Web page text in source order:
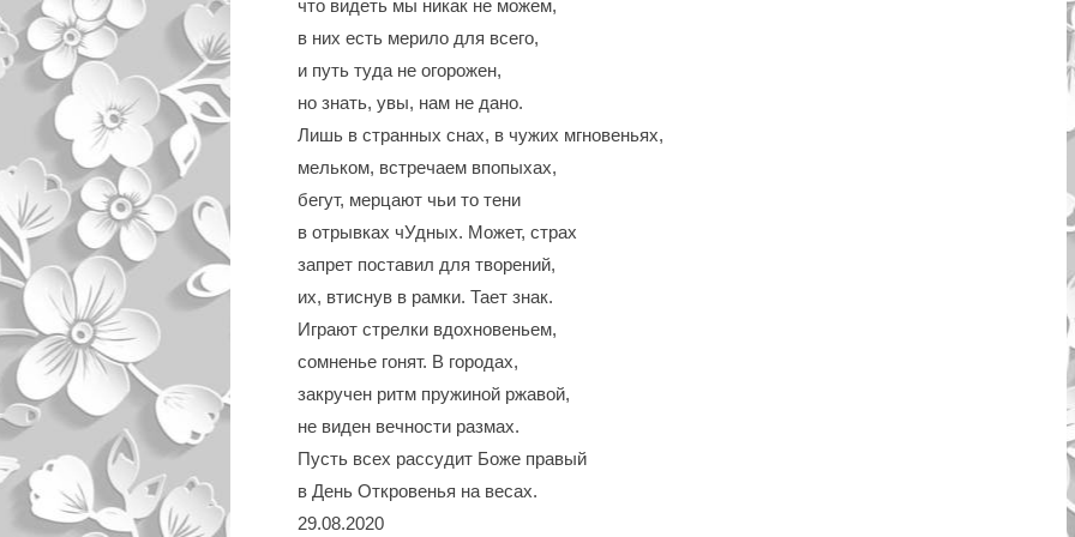
что видеть мы никак не можем,
в них есть мерило для всего,
и путь туда не огорожен,
но знать, увы, нам не дано.
Лишь в странных снах, в чужих мгновеньях,
мельком, встречаем впопыхах,
бегут, мерцают чьи то тени
в отрывках чУдных. Может, страх
запрет поставил для творений,
их, втиснув в рамки. Тает знак.
Играют стрелки вдохновеньем,
сомненье гонят. В городах,
закручен ритм пружиной ржавой,
не виден вечности размах.
Пусть всех рассудит Боже правый
в День Откровенья на весах.
29.08.2020